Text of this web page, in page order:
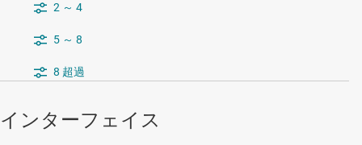
2 ～ 4
5 ～ 8
8 超過
インターフェイス